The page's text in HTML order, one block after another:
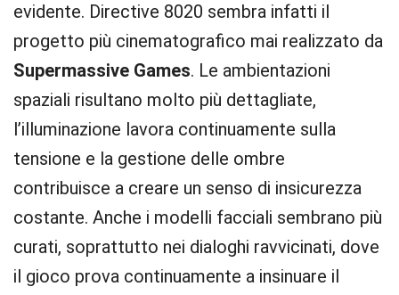
evidente. Directive 8020 sembra infatti il
progetto più cinematografico mai realizzato da
Supermassive Games. Le ambientazioni
spaziali risultano molto più dettagliate,
l’illuminazione lavora continuamente sulla
tensione e la gestione delle ombre
contribuisce a creare un senso di insicurezza
costante. Anche i modelli facciali sembrano più
curati, soprattutto nei dialoghi ravvicinati, dove
il gioco prova continuamente a insinuare il